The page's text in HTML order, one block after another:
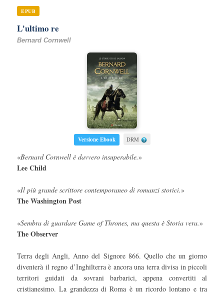
EPUB
L'ultimo re
Bernard Cornwell
Versione Ebook DRM
«Bernard Cornwell è davvero insuperabile.»
Lee Child
«Il più grande scrittore contemporaneo di romanzi storici.»
The Washington Post
«Sembra di guardare Game of Thrones , ma questa è Storia vera.»
The Observer
Terra degli Angli, Anno del Signore 866. Quello che un giorno
diventerà il regno d’Inghilterra è ancora una terra divisa in piccoli
territori guidati da sovrani barbarici, appena convertiti al
cristianesimo. La grandezza di Roma è un ricordo lontano e tra